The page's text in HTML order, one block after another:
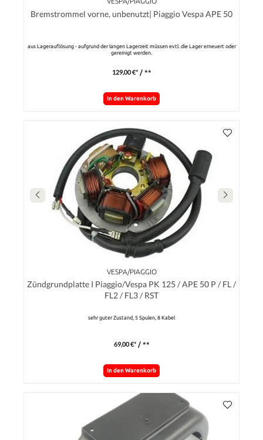
Bremstrommel vorne, unbenutzt| Piaggio Vespa APE 50
aus Lagerauflösung - aufgrund der langen Lagerzeit müssen evtl. die Lager erneuert oder
gereinigt werden.
129,00 €* / **
In den Warenkorb
VESPA/PIAGGIO
Zündgrundplatte I Piaggio/Vespa PK 125 / APE 50 P / FL /
FL2 / FL3 / RST
sehr guter Zustand, 5 Spulen, 8 Kabel
69,00 €* / **
In den Warenkorb